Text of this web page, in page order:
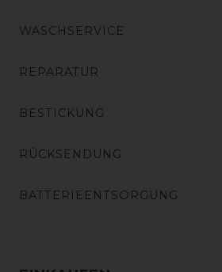
WASCHSERVICE
REPARATUR
BESTICKUNG
RÜCKSENDUNG
BATTERIEENTSORGUNG